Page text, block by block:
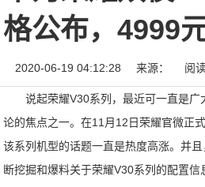
格公布，4999
2020-06-19 04:12:28 来源： 阅
说起荣耀V30系列，最近可一直是
论的焦点之一。在11月12日荣耀官微正
该系列机型的话题一直是热度高涨。并
断挖掘和爆料关于荣耀V30系列的配置